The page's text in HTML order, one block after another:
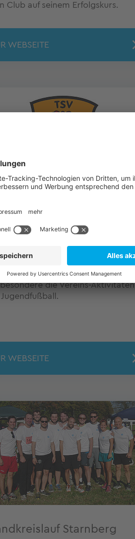
Club auf seinem Erfolgskurs.
WEBSEITE
Hechendorf -
TSV Hechendorf bietet seinen
über zwanzig weitere
an. TQ fördert
die Vereins-Aktivitäten
WEBSEITE
Starnberg